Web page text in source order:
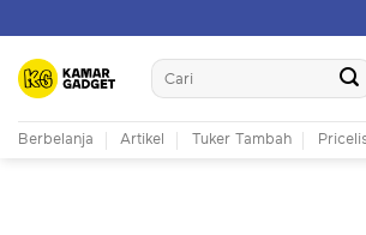
content
Search
for:
Berbelanja Artikel Tuker Tambah